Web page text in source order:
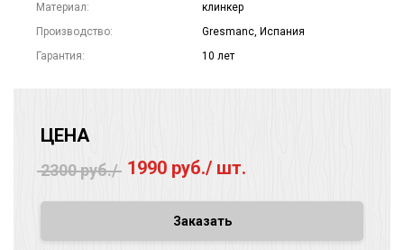
Материал:
клинкер
Производство:
Gresmanc, Испания
Гарантия:
10 лет
ЦЕНА
2300 руб./ 1990 руб./ шт.
Заказать